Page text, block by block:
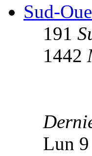
Sud-
191
1442
Lun